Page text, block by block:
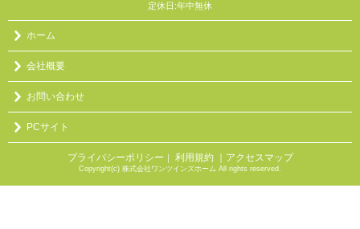
定休日:年中無休
ホーム
会社概要
お問い合わせ
PCサイト
プライバシーポリシー 利用規約 ｜アクセスマップ
Copyright(c) 株式会社ワンツインズホーム All rights reserved.